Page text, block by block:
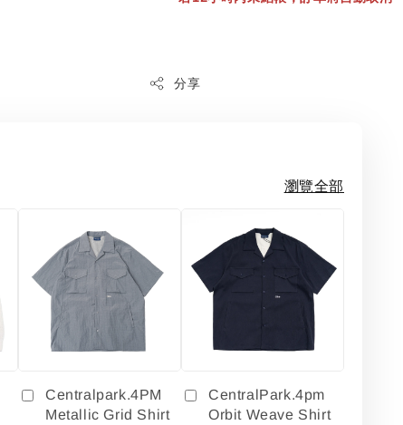
分享
瀏覽全部
Centralpark.4PM
Metallic Grid Shirt
CentralPark.4pm
Orbit Weave Shirt